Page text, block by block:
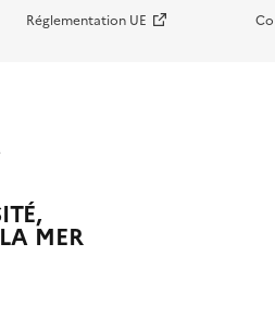
Réglementation UE
MER